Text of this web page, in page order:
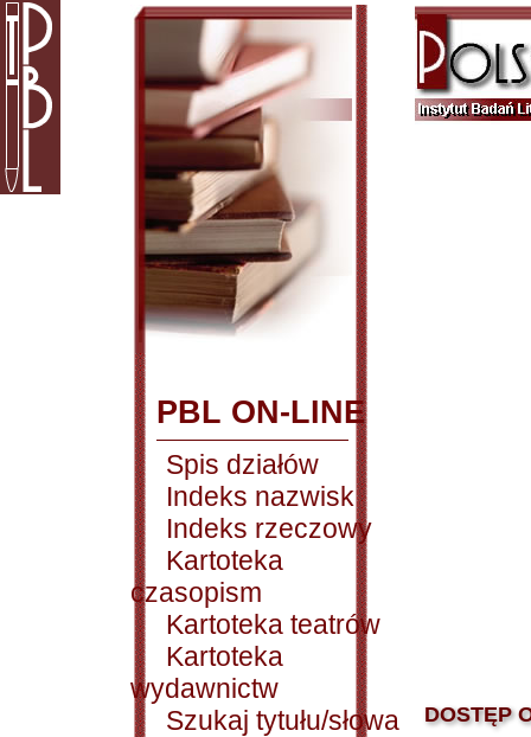
PBL ON-LINE
Spis działów
Indeks nazwisk
Indeks rzeczowy
Kartoteka
czasopism
Kartoteka teatrów
Kartoteka
wydawnictw
Szukaj tytułu/słowa
DOSTĘP